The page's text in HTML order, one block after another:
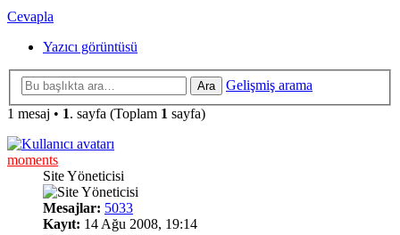
Cevapla
Yazıcı görüntüsü
Ara
Gelişmiş arama
1 mesaj • 1. sayfa (Toplam 1 sayfa)
moments
Site Yöneticisi
Mesajlar: 5033
Kayıt: 14 Ağu 2008, 19:14